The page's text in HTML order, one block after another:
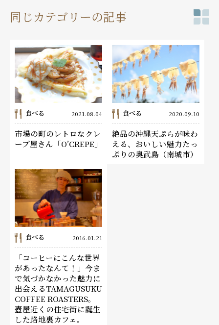
同じカテゴリーの記事
食べる 2021.08.04
市場の町のレトロなクレ
ープ屋さん「O’CREPE」
食べる 2020.09.10
絶品の沖縄天ぷらが味わ
える、おいしい魅力たっ
ぷりの奥武島（南城市）
食べる 2016.01.21
「コーヒーにこんな世界
があったなんて！」今ま
で気づかなかった魅力に
出会えるTAMAGUSUKU
COFFEE ROASTERS。
壺屋近くの住宅街に誕生
した路地裏カフェ。